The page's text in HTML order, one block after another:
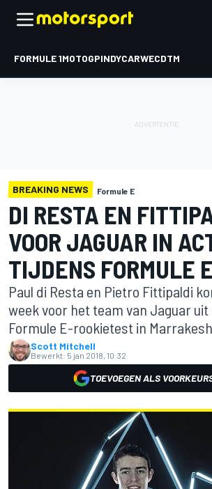
FORMULE 1MOTOGPINDYCARWECDTM
BREAKING NEWS Formule E
DI RESTA EN
VOOR JAGUAR IN
TIJDENS FORMULE
Paul di Resta en Pietro Fittipaldi
week voor het team van Jaguar
Formule E-rookietest in Marrakesh.
Scott Mitchell
Bewerkt: 5 jan 2018, 10:32
TOEVOEGEN ALS